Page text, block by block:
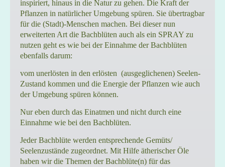
inspiriert, hinaus in die Natur zu gehen. Die Kraft der
Pflanzen in natürlicher Umgebung spüren. Sie übertragbar
für die (Stadt)-Menschen machen. Bei dieser nun
erweiterten Art die Bachblüten auch als ein SPRAY zu
nutzen geht es wie bei der Einnahme der Bachblüten
ebenfalls darum:
vom unerlösten in den erlösten (ausgeglichenen) Seelen-
Zustand kommen und die Energie der Pflanzen wie auch
der Umgebung spüren können.
Nur eben durch das Einatmen und nicht durch eine
Einnahme wie bei den Bachblüten.
Jeder Bachblüte werden entsprechende Gemüts/
Seelenzustände zugeordnet. Mit Hilfe ätherischer Öle
haben wir die Themen der Bachblüte(n) für das